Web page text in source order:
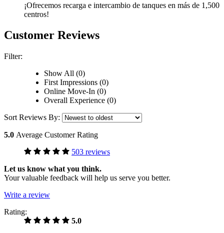
¡Ofrecemos recarga e intercambio de tanques en más de 1,500
centros!
Customer Reviews
Filter:
Show All (0)
First Impressions (0)
Online Move-In (0)
Overall Experience (0)
Sort Reviews By:
5.0 Average Customer Rating
503 reviews
Let us know what you think.
Your valuable feedback will help us serve you better.
Write a review
Rating:
5.0